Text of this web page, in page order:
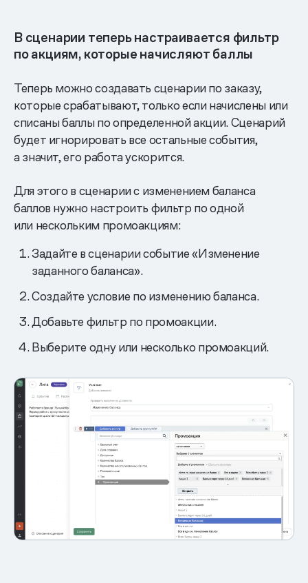
В сценарии теперь настраивается фильтр
по акциям, которые начисляют баллы
Теперь можно создавать сценарии по заказу,
которые срабатывают, только если начислены или
списаны баллы по определенной акции. Сценарий
будет игнорировать все остальные события,
а значит, его работа ускорится.
Для этого в сценарии с изменением баланса
баллов нужно настроить фильтр по одной
или нескольким промоакциям:
Задайте в сценарии событие «Изменение
заданного баланса».
Создайте условие по изменению баланса.
Добавьте фильтр по промоакции.
Выберите одну или несколько промоакций.